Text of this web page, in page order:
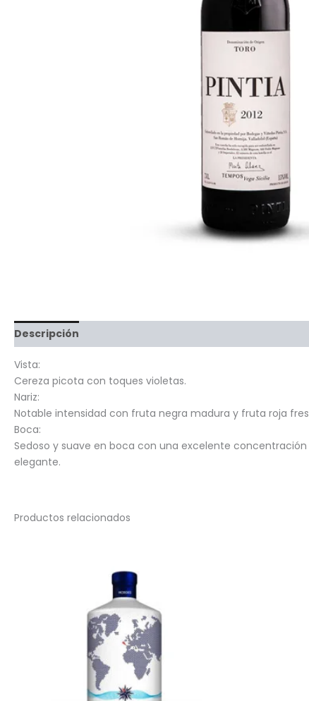
Descripción
Vista:
Cereza picota con toques violetas.
Nariz:
Notable intensidad con fruta negra madura y fruta roja
Boca:
Sedoso y suave en boca con una excelente
elegante.
Productos relacionados